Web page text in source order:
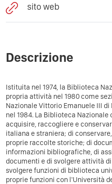
sito web
Descrizione
Istituita nel 1974, la Biblioteca
propria attività nel 1980 come
Nazionale Vittorio Emanuele III
nel 1984. La Biblioteca
acquisire, raccogliere e
italiana e straniera; di
proprie raccolte storiche; di
informazioni bibliografiche, di
documenti e di svolgere attività
svolgere funzioni di biblioteca
proprie funzioni con l'Università